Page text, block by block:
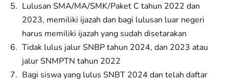
Lulusan SMA/MA/SMK/Paket C tahun 2022 dan
2023, memiliki ijazah dan bagi lulusan luar negeri
harus memiliki ijazah yang sudah disetarakan
Tidak lulus jalur SNBP tahun 2024, dan 2023 atau
jalur SNMPTN tahun 2022
Bagi siswa yang lulus SNBT 2024 dan telah daftar